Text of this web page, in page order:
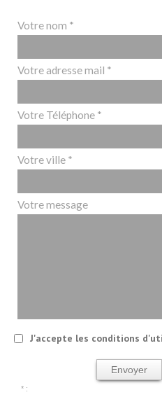
Votre nom *
Votre adresse mail *
Votre Téléphone *
Votre ville *
Votre message
J'accepte les conditions
Envoyer
* :